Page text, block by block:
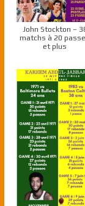
John Stockton –
matchs à 20
et plus